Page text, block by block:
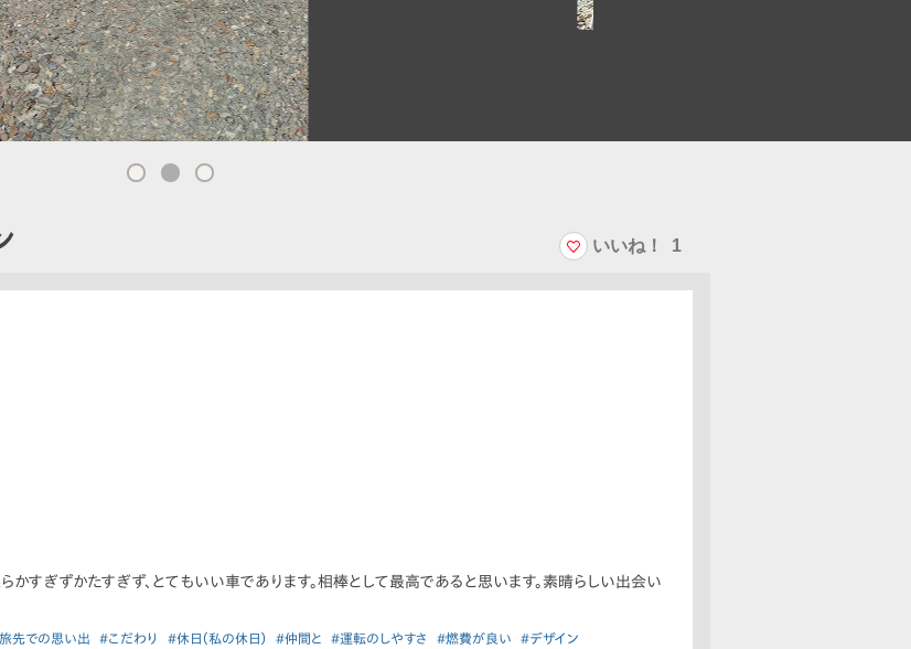
いいね！ 1
すぎずかたすぎず、とてもいい車であります。相棒として最高であると思います。素晴らしい出会い
先での思い出 #こだわり #休日（私の休日） #仲間と #運転のしやすさ #燃費が良い
#デザイン